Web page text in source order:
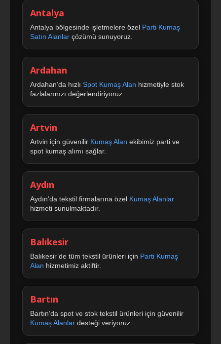
Antalya
Antalya bölgesinde işletmelere özel Parti Kumaş
Satın Alanlar çözümü sunuyoruz.
Ardahan
Ardahan’da hızlı Spot Kumaş Alan hizmetiyle stok
fazlalarınızı değerlendiriyoruz.
Artvin
Artvin için güvenilir Kumaş Alan ekibimiz parti ve
spot kumaş alımı sağlar.
Aydın
Aydın’da tekstil firmalarına özel Kumaş Alanlar
hizmeti sunulmaktadır.
Balıkesir
Balıkesir’de tüm tekstil ürünleri için Parti Kumaş
Alan hizmetimiz aktiftir.
Bartın
Bartın’da spot ve stok tekstil ürünleri için güvenilir
Kumaş Alanlar desteği veriyoruz.